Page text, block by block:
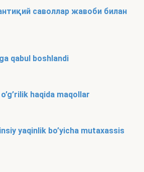
саволлар жавоби билан
qabul boshlandi
haqida maqollar
yaqinlik bo’yicha mutaxassis